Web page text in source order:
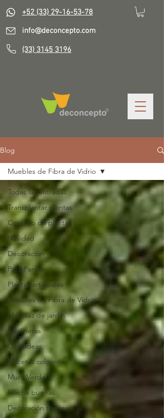
+52 (33) 29-16-53-78
info@deconcepto.com
(33) 3145 3196
Blog
Todas las entradas
Transplantar plantas
Cuidado de plantas
Navidad
Decoración
Para Pared
Plantas artificiales
Muebles de Fibra de Vidrio
Macetas de jardín
Jardineras
Orquídeas
Macetas colgantes
Muro Verde
Noche buenas
Decoración terrazas
Muebles de Fibra de Vidrio